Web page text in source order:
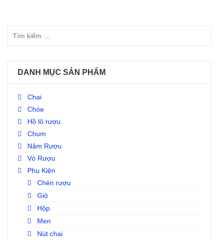
DANH MỤC SẢN PHẨM
Chai
Chóe
Hồ lô rượu
Chum
Nậm Rượu
Vò Rượu
Phụ Kiện
Chén rượu
Giỏ
Hộp
Men
Nút chai